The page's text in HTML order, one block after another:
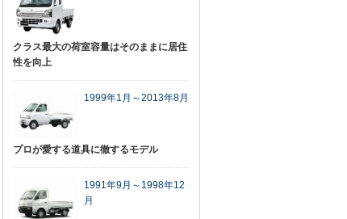
クラス最大の荷室容量はそのままに居住
性を向上
1999年1月～2013年8月
プロが愛する道具に徹するモデル
1991年9月～1998年12
月